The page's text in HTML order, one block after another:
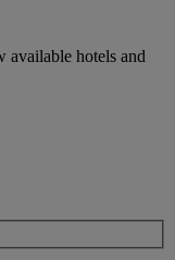
available hotels and